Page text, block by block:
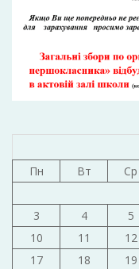
Пн
Вт Ср
3
4 5
10
11 12
17
18 19